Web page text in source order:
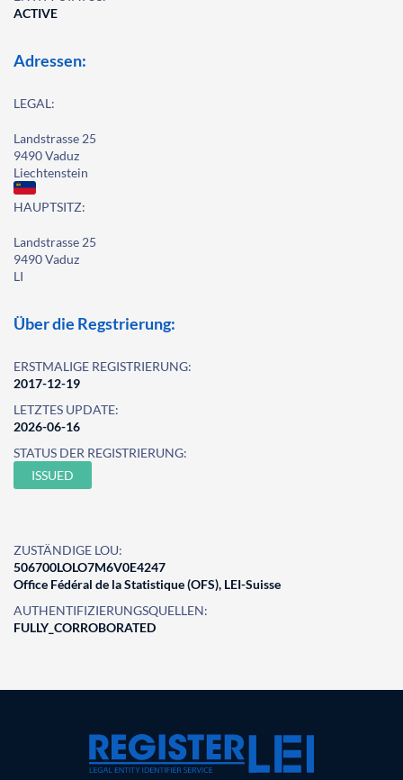
ACTIVE
Adressen:
LEGAL:
Landstrasse 25
9490 Vaduz
Liechtenstein
HAUPTSITZ:
Landstrasse 25
9490 Vaduz
LI
Über die Regstrierung:
ERSTMALIGE REGISTRIERUNG:
2017-12-19
LETZTES UPDATE:
2026-06-16
STATUS DER REGISTRIERUNG:
ISSUED
ZUSTÄNDIGE LOU:
506700LOLO7M6V0E4247
Office Fédéral de la Statistique (OFS), LEI-Suisse
AUTHENTIFIZIERUNGSQUELLEN:
FULLY_CORROBORATED